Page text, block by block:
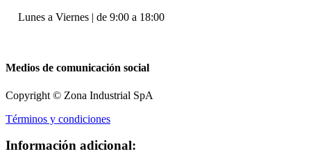
Lunes a Viernes | de 9:00 a 18:00
Medios de comunicación social
Copyright © Zona Industrial SpA
Términos y condiciones
Información adicional: